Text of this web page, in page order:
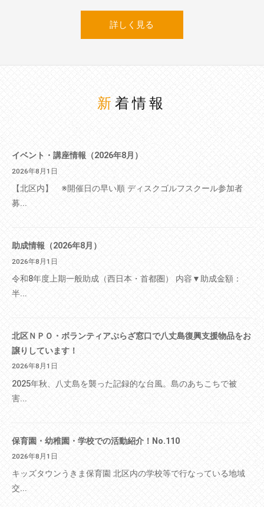
詳しく見る
新着情報
イベント・講座情報（2026年8月）
2026年8月1日
【北区内】 ※開催日の早い順 ディスクゴルフスクール参加者
募...
助成情報（2026年8月）
2026年8月1日
令和8年度上期一般助成（西日本・首都圏） 内容▼助成金額：
半...
北区ＮＰＯ・ボランティアぷらざ窓口で八丈島復興支援物品をお
譲りしています！
2026年8月1日
2025年秋、八丈島を襲った記録的な台風。島のあちこちで被
害...
保育園・幼稚園・学校での活動紹介！No.110
2026年8月1日
キッズタウンうきま保育園 北区内の学校等で行なっている地域
交...